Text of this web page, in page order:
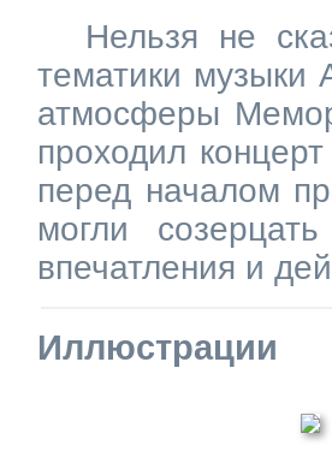
Нельзя не
тематики музыки
атмосферы
проходил
перед началом
могли
впечатления и
Иллюстрации